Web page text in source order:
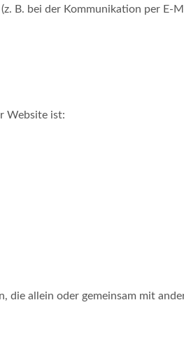
B. bei der Kommunikation per
Website ist:
allein oder gemeinsam mit